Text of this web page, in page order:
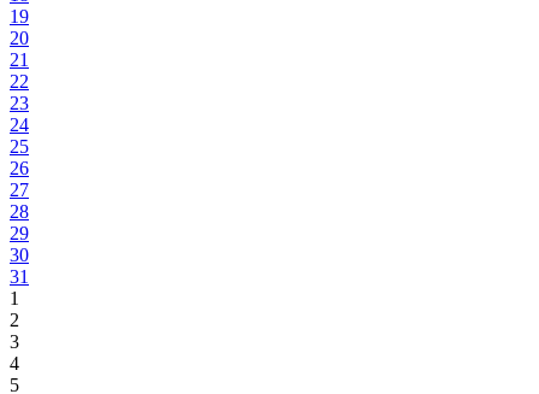
19
20
21
22
23
24
25
26
27
28
29
30
31
1
2
3
4
5